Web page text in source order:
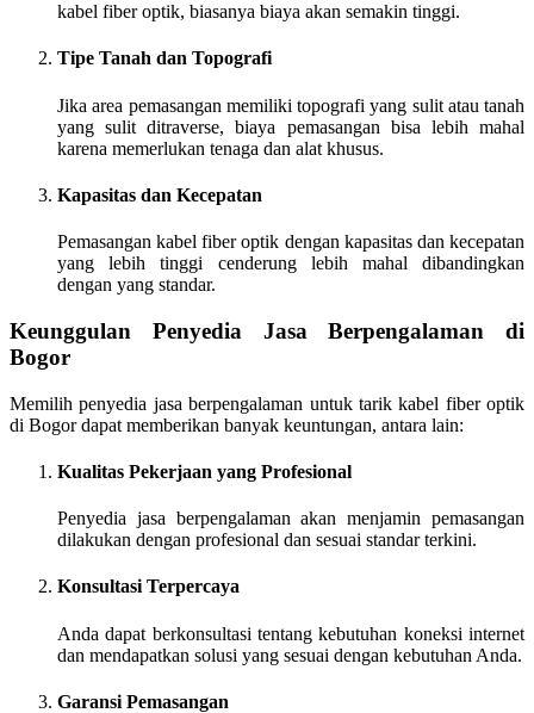
kabel fiber optik, biasanya biaya akan semakin tinggi.
Tipe Tanah dan Topografi
Jika area pemasangan memiliki topografi yang sulit atau tanah
yang sulit ditraverse, biaya pemasangan bisa lebih mahal
karena memerlukan tenaga dan alat khusus.
Kapasitas dan Kecepatan
Pemasangan kabel fiber optik dengan kapasitas dan kecepatan
yang lebih tinggi cenderung lebih mahal dibandingkan
dengan yang standar.
Keunggulan Penyedia Jasa Berpengalaman di
Bogor
Memilih penyedia jasa berpengalaman untuk tarik kabel fiber optik
di Bogor dapat memberikan banyak keuntungan, antara lain:
Kualitas Pekerjaan yang Profesional
Penyedia jasa berpengalaman akan menjamin pemasangan
dilakukan dengan profesional dan sesuai standar terkini.
Konsultasi Terpercaya
Anda dapat berkonsultasi tentang kebutuhan koneksi internet
dan mendapatkan solusi yang sesuai dengan kebutuhan Anda.
Garansi Pemasangan